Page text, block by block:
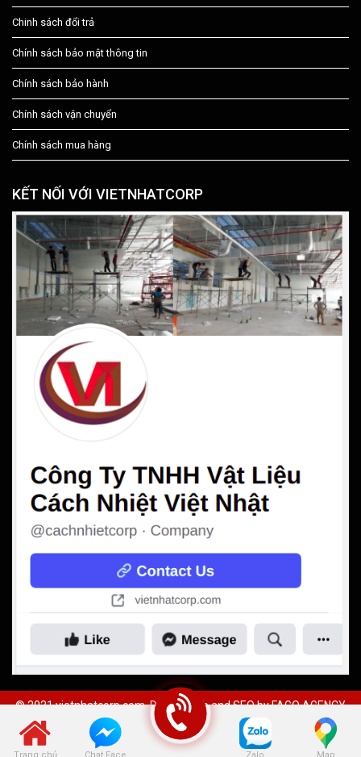
Chinh sách đổi trả
Chính sách bảo mật thông tin
Chính sách bảo hành
Chính sách vận chuyển
Chính sách mua hàng
KẾT NỐI VỚI VIETNHATCORP
© 2021 vietnhatcorp.com. Design web and SEO byFAGO AGENCY